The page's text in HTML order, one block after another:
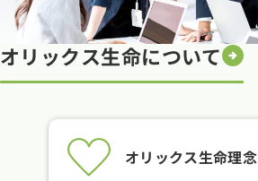
オリックス生命について
オリックス生命理念